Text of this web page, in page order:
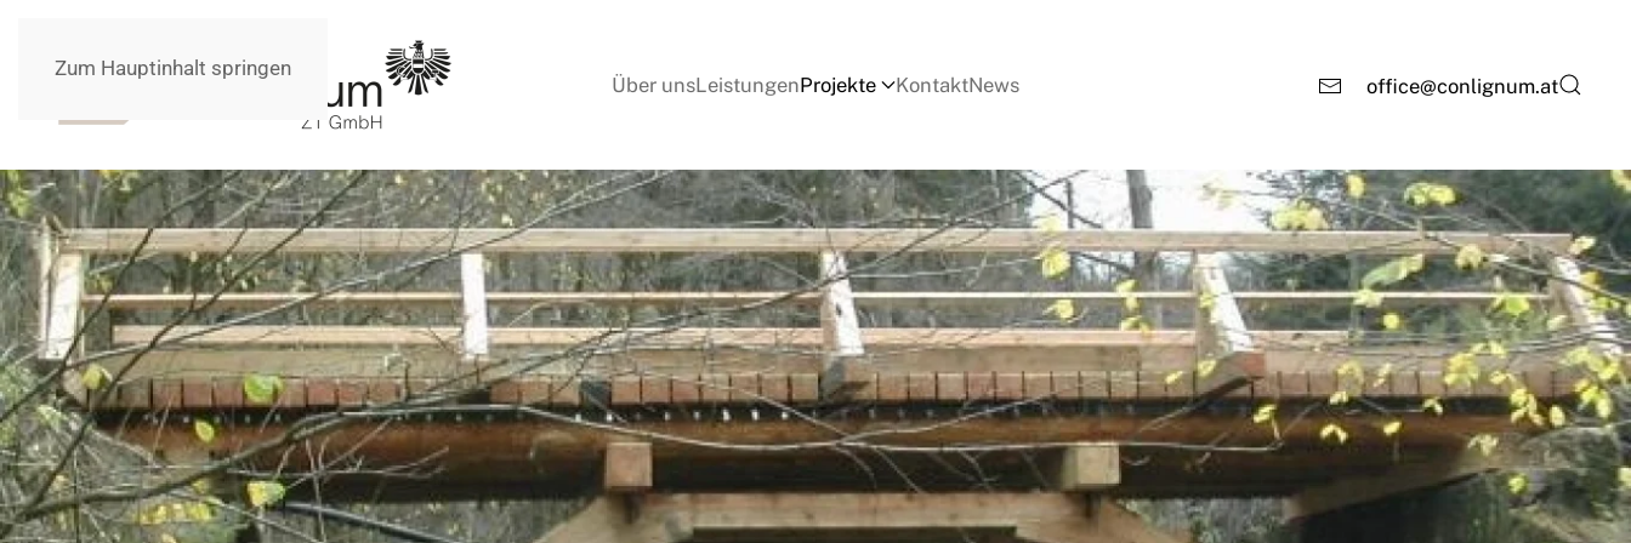
Zum Hauptinhalt springen
Über unsLeistungenProjekte KontaktNews office@conlignum.at